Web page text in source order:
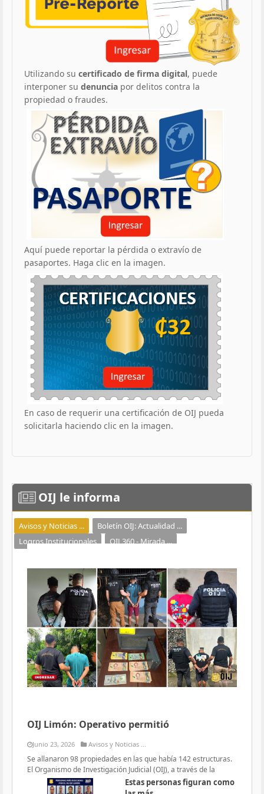
Utilizando su certificado de firma digital, puede
interponer su denuncia por delitos contra la
propiedad o fraudes.
Aquí puede reportar la pérdida o extravío de
pasaportes. Haga clic en la imagen.
En caso de requerir una certificación de OIJ pueda
solicitarla haciendo clic en la imagen.
OIJ le informa
Avisos y Noticias ...
Boletín OIJ: Actualidad ...
Logros Institucionales
OIJ 360 - Mirada ...
OIJ Limón: Operativo permitió
Junio 23, 2026 Avisos y Noticias ...
Se allanaron 98 propiedades en las que había 142 estructuras.
El Organismo de Investigación Judicial (OIJ), a través de la
Estas personas figuran como